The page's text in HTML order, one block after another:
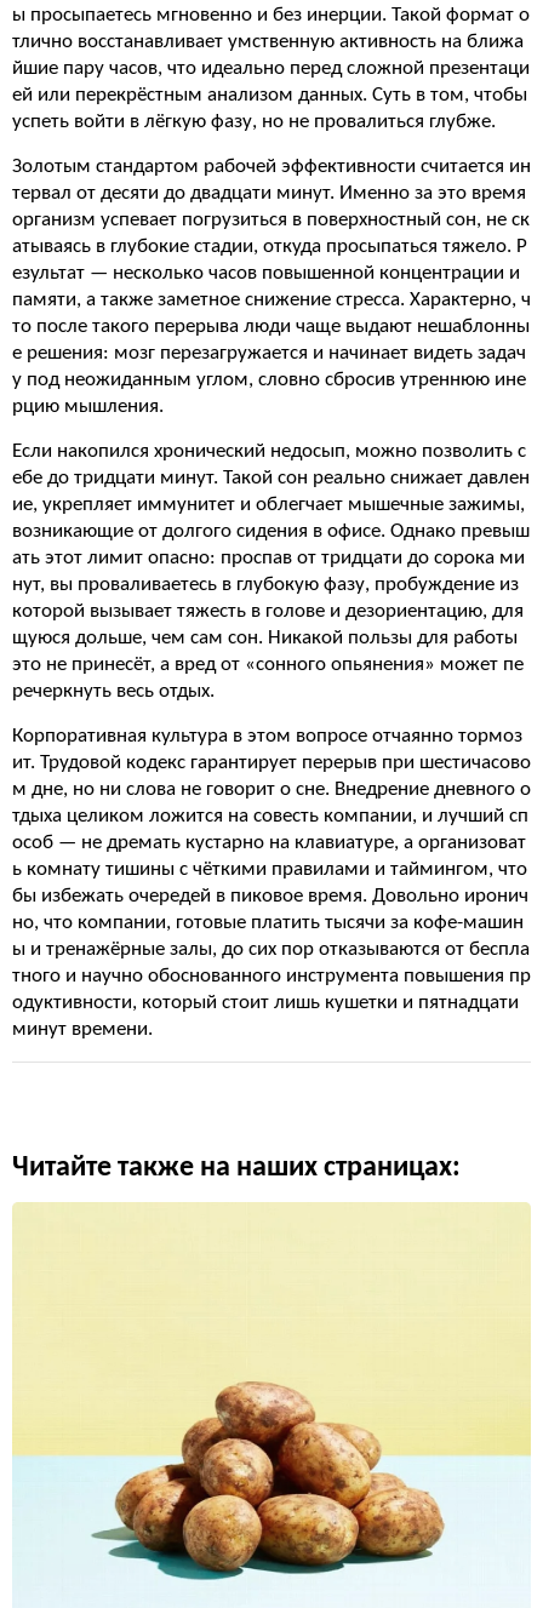
ы просыпаетесь мгновенно и без инерции. Такой формат о
тлично восстанавливает умственную активность на ближа
йшие пару часов, что идеально перед сложной презентаци
ей или перекрёстным анализом данных. Суть в том, чтобы
успеть войти в лёгкую фазу, но не провалиться глубже.
Золотым стандартом рабочей эффективности считается ин
тервал от десяти до двадцати минут. Именно за это время
организм успевает погрузиться в поверхностный сон, не ск
атываясь в глубокие стадии, откуда просыпаться тяжело. Р
езультат — несколько часов повышенной концентрации и
памяти, а также заметное снижение стресса. Характерно, ч
то после такого перерыва люди чаще выдают нешаблонны
е решения: мозг перезагружается и начинает видеть задач
у под неожиданным углом, словно сбросив утреннюю ине
рцию мышления.
Если накопился хронический недосып, можно позволить с
ебе до тридцати минут. Такой сон реально снижает давлен
ие, укрепляет иммунитет и облегчает мышечные зажимы,
возникающие от долгого сидения в офисе. Однако превыш
ать этот лимит опасно: проспав от тридцати до сорока ми
нут, вы проваливаетесь в глубокую фазу, пробуждение из
которой вызывает тяжесть в голове и дезориентацию, для
щуюся дольше, чем сам сон. Никакой пользы для работы
это не принесёт, а вред от «сонного опьянения» может пе
речеркнуть весь отдых.
Корпоративная культура в этом вопросе отчаянно тормоз
ит. Трудовой кодекс гарантирует перерыв при шестичасово
м дне, но ни слова не говорит о сне. Внедрение дневного о
тдыха целиком ложится на совесть компании, и лучший сп
особ — не дремать кустарно на клавиатуре, а организоват
ь комнату тишины с чёткими правилами и таймингом, что
бы избежать очередей в пиковое время. Довольно иронич
но, что компании, готовые платить тысячи за кофе-машин
ы и тренажёрные залы, до сих пор отказываются от беспла
тного и научно обоснованного инструмента повышения пр
одуктивности, который стоит лишь кушетки и пятнадцати
минут времени.
Читайте также на наших страницах: